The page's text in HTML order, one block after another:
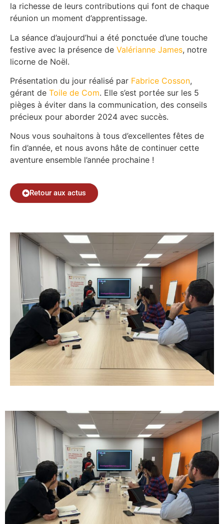
la richesse de leurs contributions qui font de chaque
réunion un moment d’apprentissage.
La séance d’aujourd’hui a été ponctuée d’une touche
festive avec la présence de Valérianne James, notre
licorne de Noël.
Présentation du jour réalisé par Fabrice Cosson,
gérant de Toile de Com. Elle s’est portée sur les 5
pièges à éviter dans la communication, des conseils
précieux pour aborder 2024 avec succès.
Nous vous souhaitons à tous d’excellentes fêtes de
fin d’année, et nous avons hâte de continuer cette
aventure ensemble l’année prochaine !
Retour aux actus